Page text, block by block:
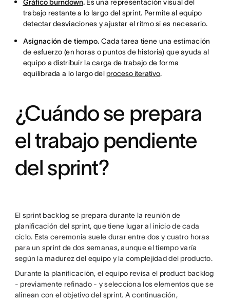
Gráfico burndown.Es una representación visual del
trabajo restante a lo largo del sprint. Permite al equipo
detectar desviaciones y ajustar el ritmo si es necesario.
Asignación de tiempo. Cada tarea tiene una estimación
de esfuerzo (en horas o puntos de historia) que ayuda al
equipo a distribuir la carga de trabajo de forma
equilibrada a lo largo delproceso iterativo.
¿Cuándo se prepara
el trabajo pendiente
del sprint?
El sprint backlog se prepara durante la reunión de
planificación del sprint, que tiene lugar al inicio de cada
ciclo. Esta ceremonia suele durar entre dos y cuatro horas
para un sprint de dos semanas, aunque el tiempo varía
según la madurez del equipo y la complejidad del producto.
Durante la planificación, el equipo revisa el product backlog
- previamente refinado - y selecciona los elementos que se
alinean con el objetivo del sprint. A continuación,